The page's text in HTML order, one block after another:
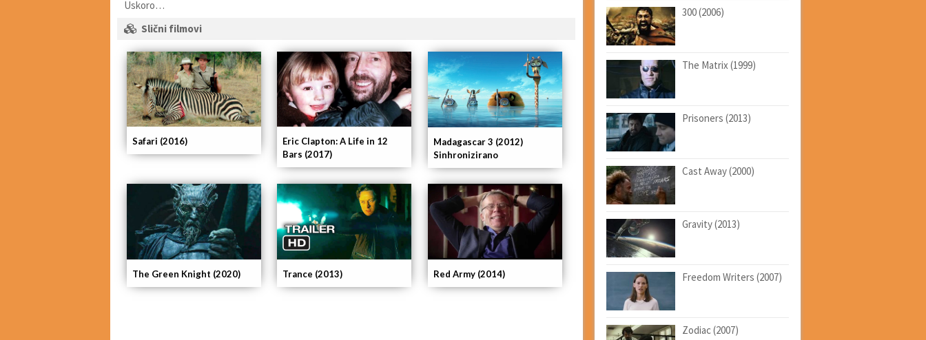
Uskoro…
Slični filmovi
Red Army (2014)
Trance (2013)
The Green Knight (2020)
Madagascar 3 (2012)
Sinhronizirano
Eric Clapton: A Life in 12
Bars (2017)
Safari (2016)
300 (2006)
The Matrix (1999)
Prisoners (2013)
Cast Away (2000)
Gravity (2013)
Freedom Writers (2007)
Zodiac (2007)